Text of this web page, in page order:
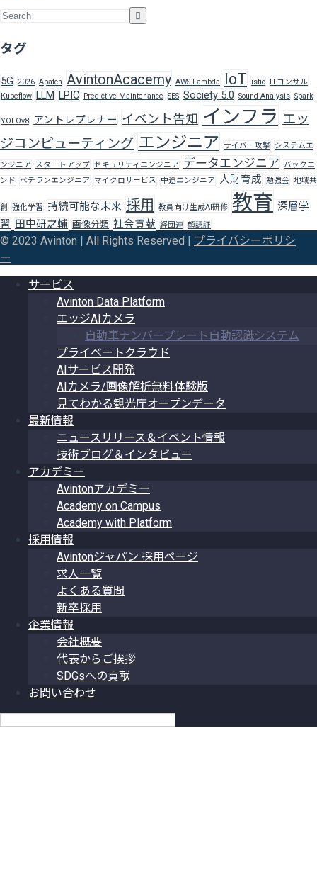
タグ
5G 2026 Apatch AvintonAcacemy AWS Lambda IoT istio ITコンサル
Kubeflow LLM LPIC Predictive Maintenance SES Society 5.0 Sound Analysis Spark
YOLOv8 アントレプレナー イベント告知 インフラ エッ
ジコンピューティング エンジニア サイバー攻撃 システムエ
ンジニア スタートアップ セキュリティエンジニア データエンジニア
バックエ
ンド ベテランエンジニア マイクロサービス 中途エンジニア 人財育成 勉強会 地域共
創 強化学習 持続可能な未来 採用 教員向け生成AI研修 教育 深層学
習 田中研之輔 画像分類 社会貢献 経団連 顔認証
© 2023 Avinton | All Rights Reserved | プライバシーポリシ
ー
サービス
Avinton Data Platform
エッジAIカメラ
自動車ナンバープレート自動認識システム
プライベートクラウド
AIサービス開発
AIカメラ/画像解析無料体験版
見てわかる観光庁オープンデータ
最新情報
ニュースリリース＆イベント情報
技術ブログ＆インタビュー
アカデミー
Avintonアカデミー
Academy on Campus
Academy with Platform
採用情報
Avintonジャパン 採用ページ
求人一覧
よくある質問
新卒採用
企業情報
会社概要
代表からご挨拶
SDGsへの貢献
お問い合わせ